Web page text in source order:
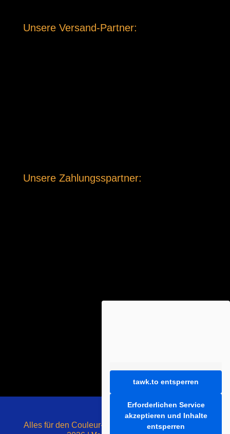
Unsere Versand-Partner:
Unsere Zahlungsspartner:
Alles für den Couleur-Liebhaber - mit ❤️ gemacht -
tawk.to entsperren
Erforderlichen Service
akzeptieren und Inhalte
entsperren